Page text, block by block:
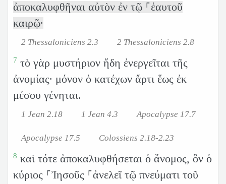
ἀποκαλυφθῆναι αὐτὸν ἐν τῷ ⸀ἑαυτοῦ
καιρῷ·
2 Thessaloniciens 2.3 2 Thessaloniciens 2.8
7 τὸ γὰρ μυστήριον ἤδη ἐνεργεῖται τῆς
ἀνομίας· μόνον ὁ κατέχων ἄρτι ἕως ἐκ
μέσου γένηται.
1 Jean 2.18 1 Jean 4.3 Apocalypse 17.7
Apocalypse 17.5 Colossiens 2.18-2.23
8 καὶ τότε ἀποκαλυφθήσεται ὁ ἄνομος, ὃν ὁ
κύριος ⸀Ἰησοῦς ⸀ἀνελεῖ τῷ πνεύματι τοῦ